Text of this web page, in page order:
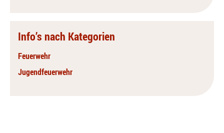
Info’s nach Kategorien
Feuerwehr
Jugendfeuerwehr